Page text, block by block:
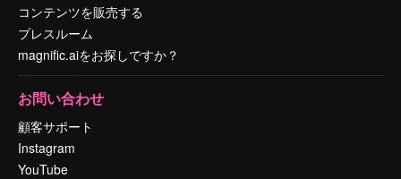
コンテンツを販売する
プレスルーム
magnific.aiをお探しですか？
お問い合わせ
顧客サポート
Instagram
YouTube